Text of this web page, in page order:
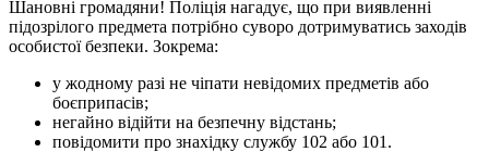
Шановні громадяни! Поліція нагадує, що при виявленні
підозрілого предмета потрібно суворо дотримуватись заходів
особистої безпеки. Зокрема:
у жодному разі не чіпати невідомих предметів або
боєприпасів;
негайно відійти на безпечну відстань;
повідомити про знахідку службу 102 або 101.